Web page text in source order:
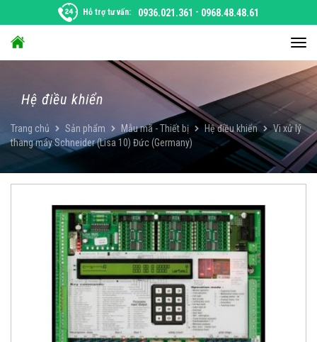
dung
Hỗ trợ tư vấn: 0936.021.361 - 0968.48.48.61
đổi
điều
Hệ điều khiển
Trang chủ Sản phẩm Mẫu mã - Thiết bị Hệ điều khiển
Vi xử lý
thang máy Schneider (Lisa 10) Đức (Germany)